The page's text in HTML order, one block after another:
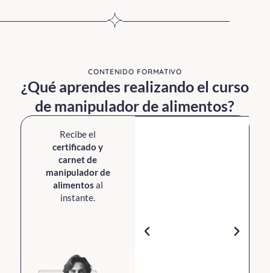
CONTENIDO FORMATIVO
¿Qué aprendes realizando el curso
de manipulador de alimentos?
Recibe el
certificado y
carnet de
manipulador de
alimentos al
instante.